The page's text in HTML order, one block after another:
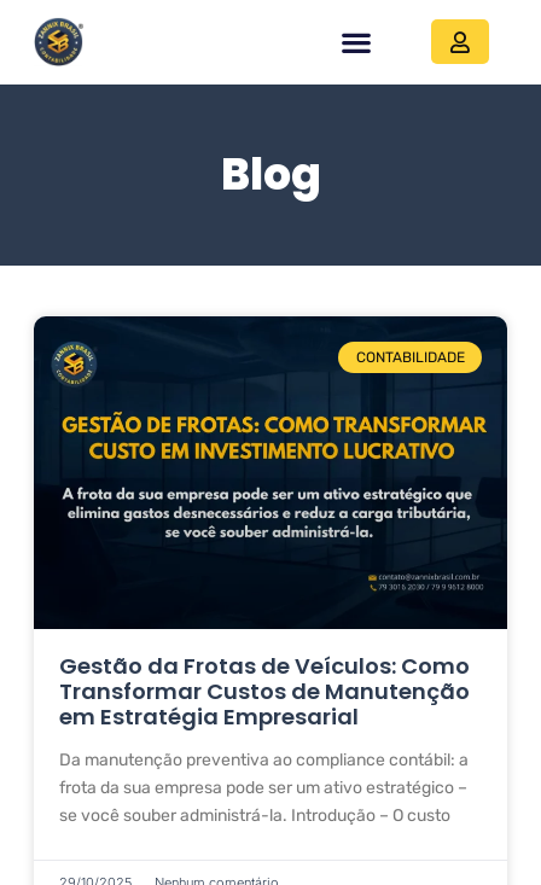
Blog
CONTABILIDADE
Gestão da Frotas de Veículos: Como
Transformar Custos de Manutenção
em Estratégia Empresarial
Da manutenção preventiva ao compliance contábil: a
frota da sua empresa pode ser um ativo estratégico –
se você souber administrá-la. Introdução – O custo